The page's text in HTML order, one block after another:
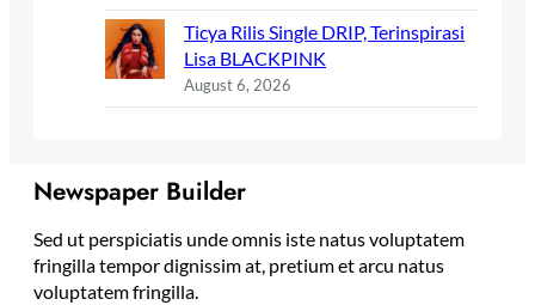
Ticya Rilis Single DRIP, Terinspirasi
Lisa BLACKPINK
August 6, 2026
Newspaper Builder
Sed ut perspiciatis unde omnis iste natus voluptatem
fringilla tempor dignissim at, pretium et arcu natus
voluptatem fringilla.